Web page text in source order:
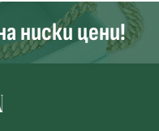
ниски цени!